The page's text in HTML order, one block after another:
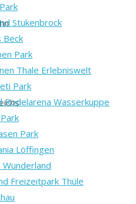
Stukenbrock
Beck
Park
Thale Erlebniswelt
Park
Rodelarena Wasserkuppe
Park
Löffingen
Wunderland
Freizeitpark Thüle